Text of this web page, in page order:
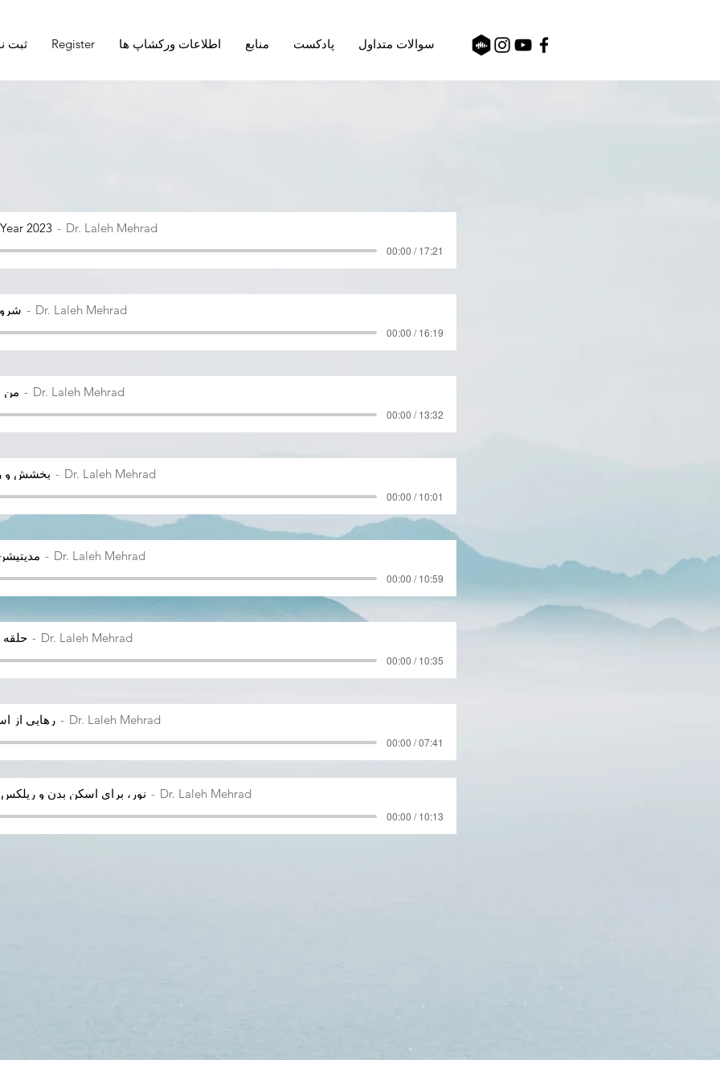
ثبت Register اطلاعات ورکشاپ ها منابع پادکست سوالات متداول
2023 Dr. Laleh Mehrad
00:00 / 17:21
Dr. Laleh Mehrad
00:00 / 16:19
من Dr. Laleh Mehrad
00:00 / 13:32
بخشش و Dr. Laleh Mehrad
00:00 / 10:01
Dr. Laleh Mehrad
00:00 / 10:59
Dr. Laleh Mehrad
00:00 / 10:35
رهایی از Dr. Laleh Mehrad
00:00 / 07:41
نور، برای اسکن بدن و Dr. Laleh Mehrad
00:00 / 10:13